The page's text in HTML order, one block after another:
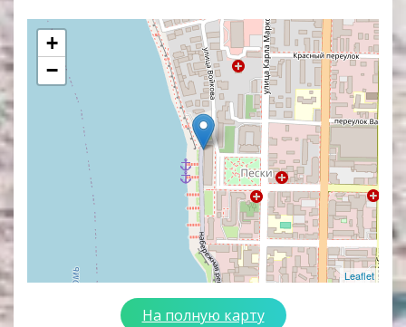
+
−
Leaflet
На полную карту